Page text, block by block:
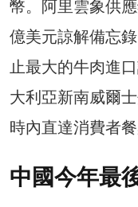
幣。阿里雲象供
億美元諒解備忘
止最大的牛肉進
大利亞新南威爾
時內直達消費者
中國今年最